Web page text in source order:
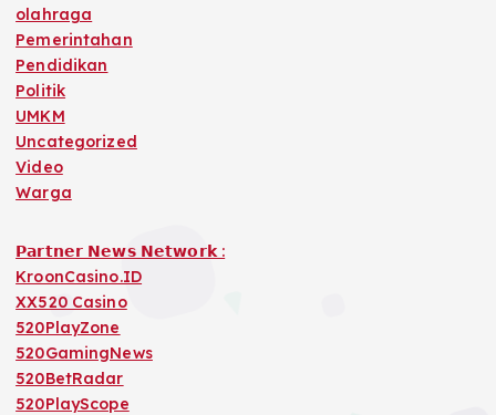
olahraga
Pemerintahan
Pendidikan
Politik
UMKM
Uncategorized
Video
Warga
𝗣𝗮𝗿𝘁𝗻𝗲𝗿 𝗡𝗲𝘄𝘀 𝗡𝗲𝘁𝘄𝗼𝗿𝗸 :
KroonCasino.ID
XX520 Casino
520PlayZone
520GamingNews
520BetRadar
520PlayScope